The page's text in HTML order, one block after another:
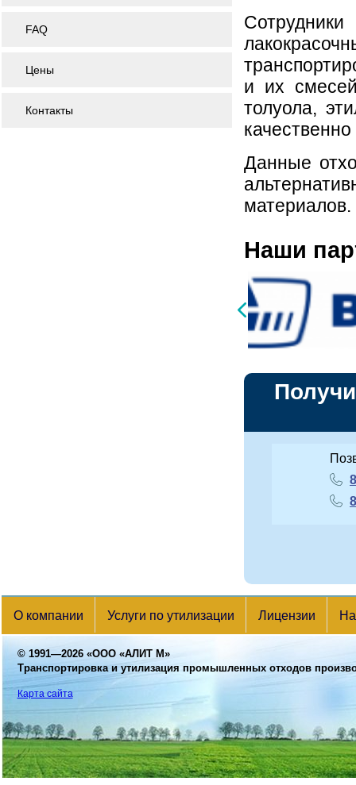
и их
толуола,
Данные
материалов.
Наши
FAQ
Цены
Контакты
О компании Услуги по утилизации Лицензии
© 1991—2026 «ООО «АЛИТ М»
Транспортировка и утилизация промышленных отходов
Карта сайта